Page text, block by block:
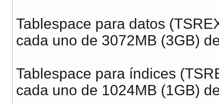
Tablespace para datos
cada uno de 3072MB (3GB)
Tablespace para índices
cada uno de 1024MB (1GB)